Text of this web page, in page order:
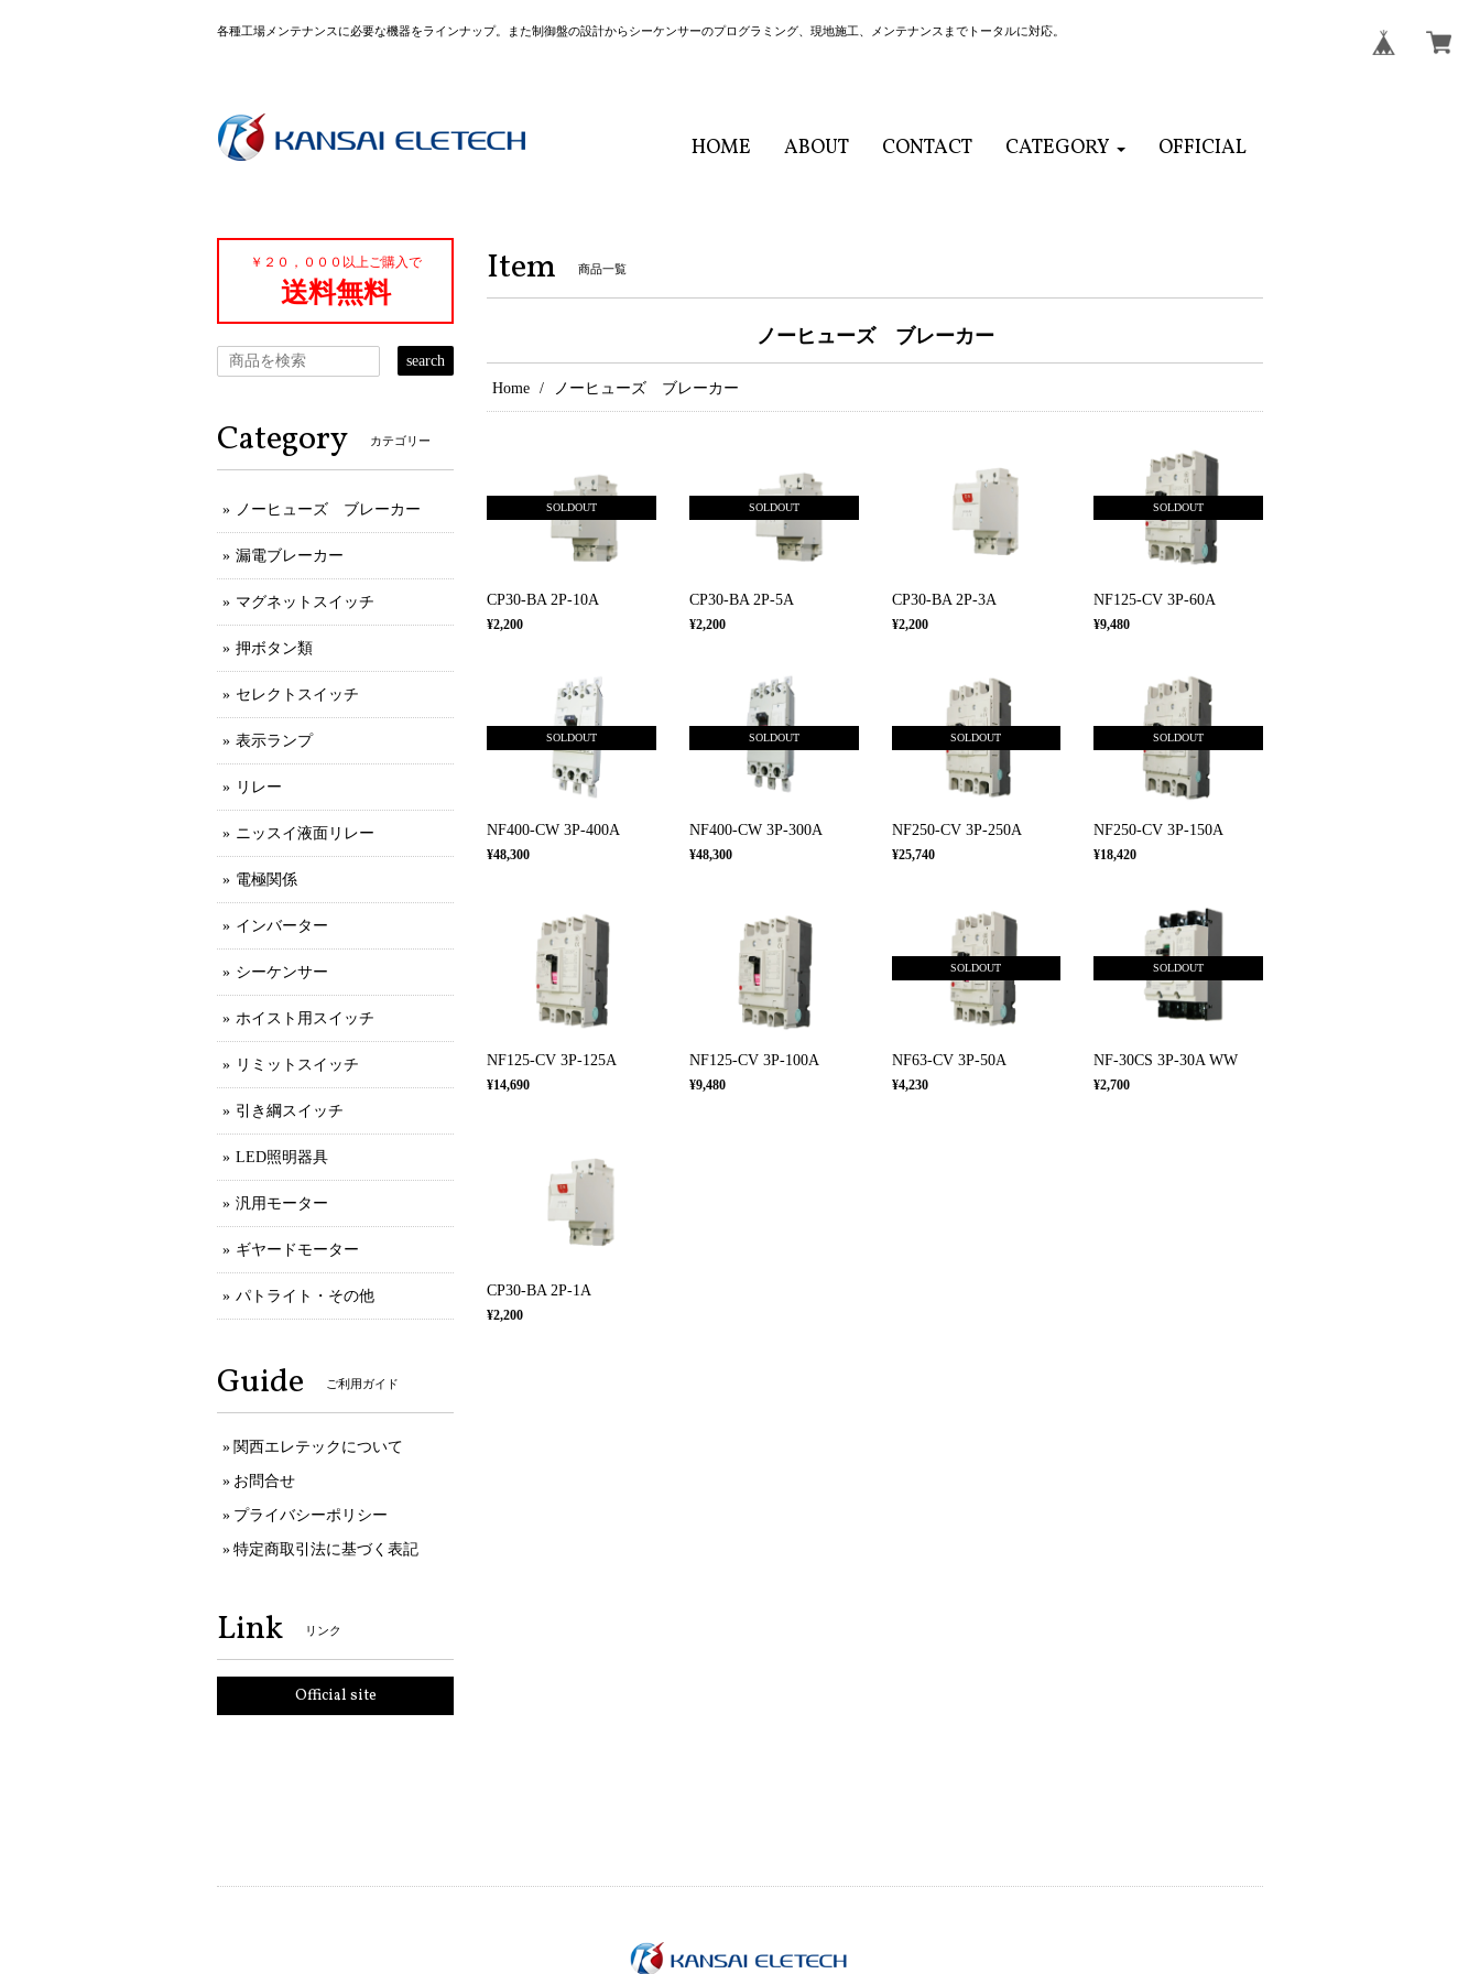
各種工場メンテナンスに必要な機器をラインナップ。また制御盤の設計からシーケンサーのプログラミング、現地施工、メンテナンスまでトータルに対応。
HOME ABOUT CONTACT CATEGORY OFFICIAL
Item 商品一覧
ノーヒューズ ブレーカー
Home ノーヒューズ ブレーカー
SOLDOUT
CP30-BA 2P-10A
¥2,200
SOLDOUT
CP30-BA 2P-5A
¥2,200
CP30-BA 2P-3A
¥2,200
SOLDOUT
NF125-CV 3P-60A
¥9,480
SOLDOUT
NF400-CW 3P-400A
¥48,300
SOLDOUT
NF400-CW 3P-300A
¥48,300
SOLDOUT
NF250-CV 3P-250A
¥25,740
SOLDOUT
NF250-CV 3P-150A
¥18,420
NF125-CV 3P-125A
¥14,690
NF125-CV 3P-100A
¥9,480
SOLDOUT
NF63-CV 3P-50A
¥4,230
SOLDOUT
NF-30CS 3P-30A WW
¥2,700
CP30-BA 2P-1A
¥2,200
￥２０，０００以上ご購入で
送料無料
search
Category カテゴリー
ノーヒューズ ブレーカー
漏電ブレーカー
マグネットスイッチ
押ボタン類
セレクトスイッチ
表示ランプ
リレー
ニッスイ液面リレー
電極関係
インバーター
シーケンサー
ホイスト用スイッチ
リミットスイッチ
引き綱スイッチ
LED照明器具
汎用モーター
ギヤードモーター
パトライト・その他
Guide ご利用ガイド
関西エレテックについて
お問合せ
プライバシーポリシー
特定商取引法に基づく表記
Link リンク
Official site